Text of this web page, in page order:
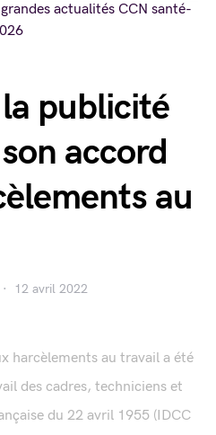
publicité
accord
au
12 avril 2022
harcèlements au travail a été
des cadres, techniciens et
du 22 avril 1955 (IDCC
actualités CCN santé-